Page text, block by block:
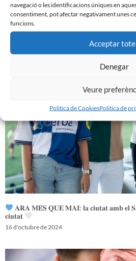
navegació o les identificacions úniques en
consentiment, pot afectar negativament unes
funcions.
Acceptar
Denegar
Veure
Politica de CookiesPolitica de
𝑽𝒆𝒏𝒊𝒎 𝒅’𝒖𝒏𝒂 𝒈𝒓𝒂𝒏 𝒃𝒂𝒕𝒂𝒍𝒍𝒂…𝒊 𝒂𝒏𝒆𝒎 𝒂 𝒑𝒆𝒓 𝒍𝒂
𝐀𝐑𝐀 𝐌𝐄́𝐒 𝐐𝐔𝐄 𝐌𝐀𝐈: 𝐥𝐚 𝐜𝐢𝐮𝐭𝐚𝐭 𝐚𝐦𝐛 𝐞𝐥
𝐜𝐢𝐮𝐭𝐚𝐭
16 d'octubre de 2024